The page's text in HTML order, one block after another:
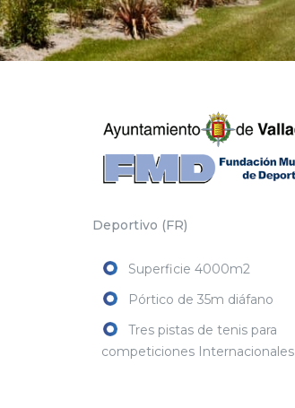
Deportivo (FR)
Superficie 4000m2
Pórtico de 35m diáfano
Tres pistas de tenis para
competiciones Internacionales